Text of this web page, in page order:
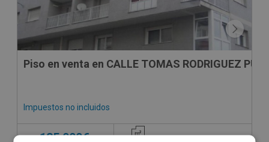
Piso en venta en CALLE TOMAS RODRIGUEZ
Impuestos no incluidos
135.000€